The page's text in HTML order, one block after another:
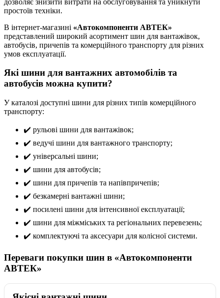
дозволяє знизити витрати на обслуговування та уникнути
простоїв техніки.
В інтернет-магазині «Автокомпоненти АВТЕК»
представлений широкий асортимент шин для вантажівок,
автобусів, причепів та комерційного транспорту для різних
умов експлуатації.
Які шини для вантажних автомобілів та
автобусів можна купити?
У каталозі доступні шини для різних типів комерційного
транспорту:
✔️ рульові шини для вантажівок;
✔️ ведучі шини для вантажного транспорту;
✔️ універсальні шини;
✔️ шини для автобусів;
✔️ шини для причепів та напівпричепів;
✔️ безкамерні вантажні шини;
✔️ посилені шини для інтенсивної експлуатації;
✔️ шини для міжміських та регіональних перевезень;
✔️ комплектуючі та аксесуари для колісної системи.
Переваги покупки шин в «Автокомпоненти
АВТЕК»